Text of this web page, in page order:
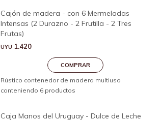
Cajón de madera - con 6 Mermeladas
Intensas (2 Durazno - 2 Frutilla - 2 Tres
Frutas)
UYU 1.420
Rústico contenedor de madera multiuso
conteniendo 6 productos
Caja Manos del Uruguay - Dulce de Leche